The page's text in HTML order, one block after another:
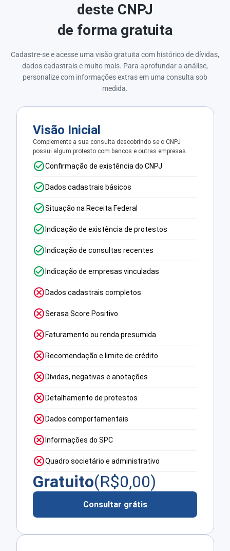
deste CNPJ
de forma gratuita
Cadastre-se e acesse uma visão gratuita com histórico de dívidas,
dados cadastrais e muito mais. Para aprofundar a análise,
personalize com informações extras em uma consulta sob
medida.
Visão Inicial
Complemente a sua consulta descobrindo se o CNPJ
possui algum protesto com bancos e outras empresas.
Confirmação de existência do CNPJ
Dados cadastrais básicos
Situação na Receita Federal
Indicação de existência de protestos
Indicação de consultas recentes
Indicação de empresas vinculadas
Dados cadastrais completos
Serasa Score Positivo
Faturamento ou renda presumida
Recomendação e limite de crédito
Dívidas, negativas e anotações
Detalhamento de protestos
Dados comportamentais
Informações do SPC
Quadro societário e administrativo
Gratuito(R$0,00)
Consultar grátis